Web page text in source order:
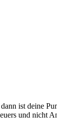
ist deine
und nicht